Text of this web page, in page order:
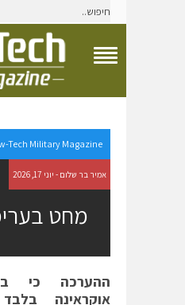
g
l
e
N
a
i
n
M
Tech Military Magazine
אמיר בר שלום - יוני 17, 2026
מחט
ההערכה כי
אוקראינה